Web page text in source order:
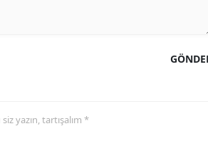
yazın, tartışalım *